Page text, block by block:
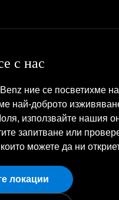
с нас
ние се посветихме
най-доброто
използвайте нашия
запитване или
можете да ни
локации